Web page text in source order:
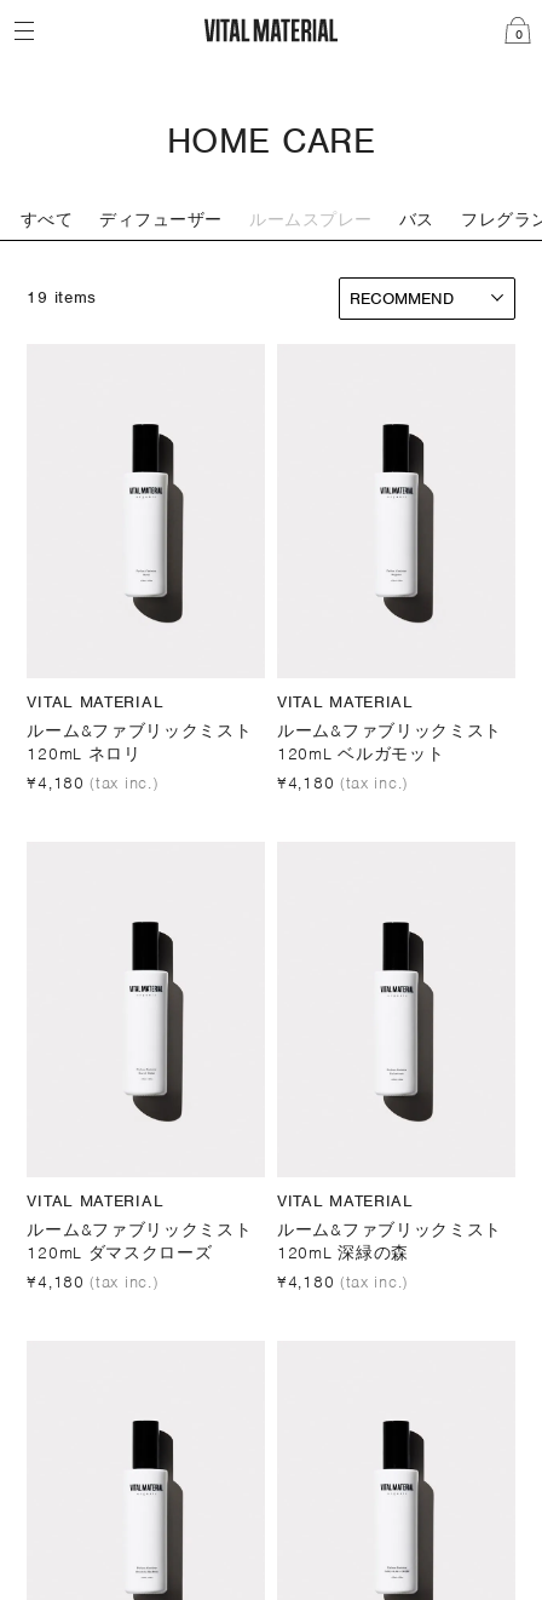
0
HOME CARE
すべて ディフューザー ルームスプレー バス フレグラ
19 items
VITAL MATERIAL
ルーム&ファブリックミスト
120mL ネロリ
¥4,180 (tax inc.)
VITAL MATERIAL
ルーム&ファブリックミスト
120mL ベルガモット
¥4,180 (tax inc.)
VITAL MATERIAL
ルーム&ファブリックミスト
120mL ダマスクローズ
¥4,180 (tax inc.)
VITAL MATERIAL
ルーム&ファブリックミスト
120mL 深緑の森
¥4,180 (tax inc.)